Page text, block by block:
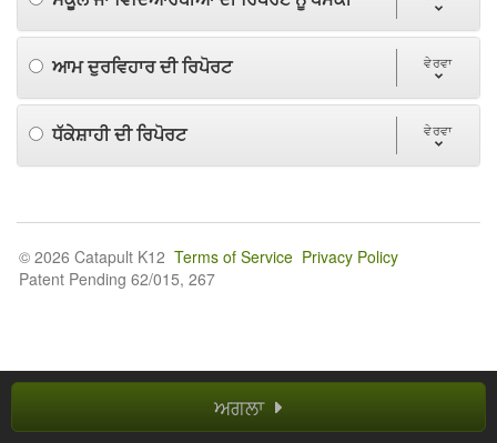
ਆਮ ਦੁਰਵਿਹਾਰ ਦੀ ਰਿਪੋਰਟ ਵੇਰਵਾ
ਧੱਕੇਸ਼ਾਹੀ ਦੀ ਰਿਪੋਰਟ ਵੇਰਵਾ
ਅਗਲਾ
© 2026 Catapult K12 Terms of Service Privacy Policy
Patent Pending 62/015, 267